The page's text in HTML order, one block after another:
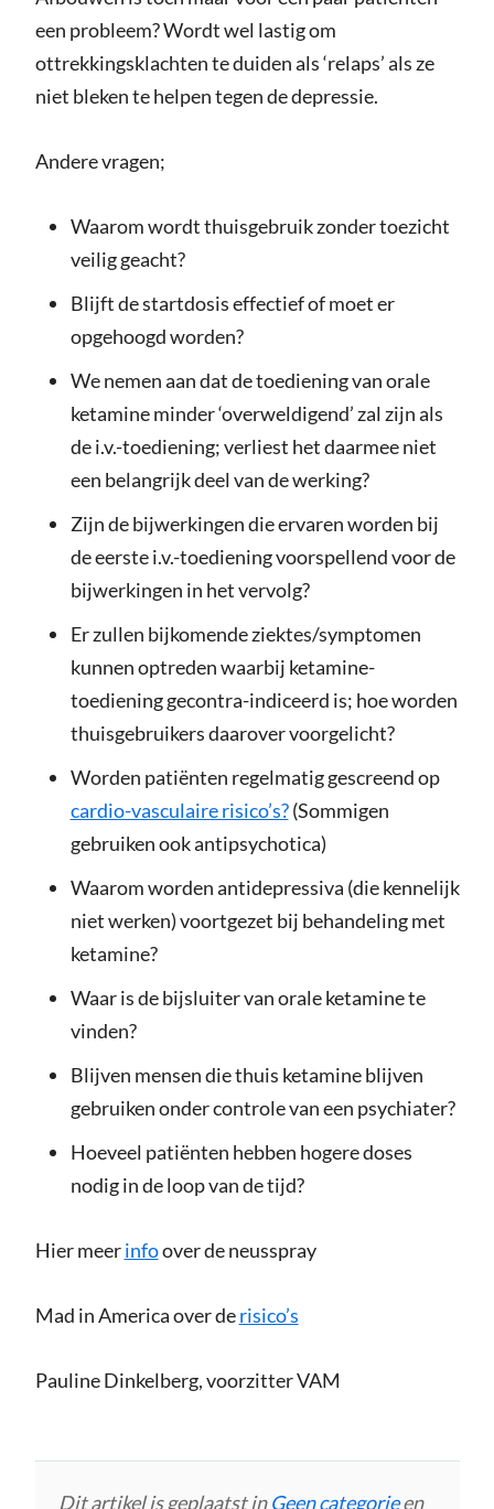
een probleem? Wordt wel lastig om
ottrekkingsklachten te duiden als ‘relaps’ als ze
niet bleken te helpen tegen de depressie.
Andere vragen;
Waarom wordt thuisgebruik zonder toezicht
veilig geacht?
Blijft de startdosis effectief of moet er
opgehoogd worden?
We nemen aan dat de toediening van orale
ketamine minder ‘overweldigend’ zal zijn als
de i.v.-toediening; verliest het daarmee niet
een belangrijk deel van de werking?
Zijn de bijwerkingen die ervaren worden bij
de eerste i.v.-toediening voorspellend voor de
bijwerkingen in het vervolg?
Er zullen bijkomende ziektes/symptomen
kunnen optreden waarbij ketamine-
toediening gecontra-indiceerd is; hoe worden
thuisgebruikers daarover voorgelicht?
Worden patiënten regelmatig gescreend op
cardio-vasculaire risico’s?(Sommigen
gebruiken ook antipsychotica)
Waarom worden antidepressiva (die kennelijk
niet werken) voortgezet bij behandeling met
ketamine?
Waar is de bijsluiter van orale ketamine te
vinden?
Blijven mensen die thuis ketamine blijven
gebruiken onder controle van een psychiater?
Hoeveel patiënten hebben hogere doses
nodig in de loop van de tijd?
Hier meerinfoover de neusspray
Mad in America over derisico’s
Pauline Dinkelberg, voorzitter VAM
Dit artikel is geplaatst inGeen categorieen